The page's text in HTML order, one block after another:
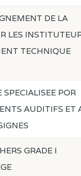
DE LA
LES
TECHNIQUE
POR
AUDITIFS ET
GRADE I